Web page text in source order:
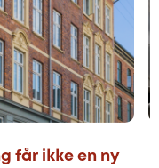
får ikke en ny